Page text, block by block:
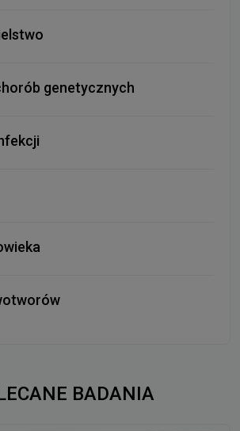
genetycznych
BADANIA